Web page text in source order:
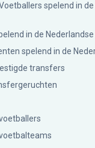
spelend in
in de Nederlandse
spelend in de
transfers